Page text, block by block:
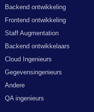
Backend ontwikkeling
Frontend ontwikkeling
Staff Augmentation
Backend ontwikkelaars
Cloud Ingenieurs
Gegevensingenieurs
Andere
QA ingenieurs